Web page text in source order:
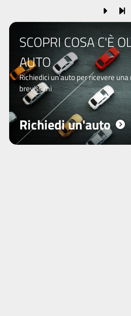
SCOPRI COSA C'È
AUTO
Richiedici un'auto per ricevere
brevissimi
Richiedi un'auto